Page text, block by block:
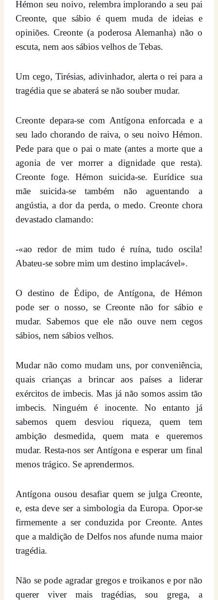
Hémon seu noivo, relembra implorando a seu pai
Creonte, que sábio é quem muda de ideias e
opiniões. Creonte (a poderosa Alemanha) não o
escuta, nem aos sábios velhos de Tebas.
Um cego, Tirésias, adivinhador, alerta o rei para a
tragédia que se abaterá se não souber mudar.
Creonte depara-se com Antígona enforcada e a
seu lado chorando de raiva, o seu noivo Hémon.
Pede para que o pai o mate (antes a morte que a
agonia de ver morrer a dignidade que resta).
Creonte foge. Hémon suicida-se. Eurídice sua
mãe suicida-se também não aguentando a
angústia, a dor da perda, o medo. Creonte chora
devastado clamando:
-«ao redor de mim tudo é ruína, tudo oscila!
Abateu-se sobre mim um destino implacável».
O destino de Édipo, de Antígona, de Hémon
pode ser o nosso, se Creonte não for sábio e
mudar. Sabemos que ele não ouve nem cegos
sábios, nem sábios velhos.
Mudar não como mudam uns, por conveniência,
quais crianças a brincar aos países a liderar
exércitos de imbecis. Mas já não somos assim tão
imbecis. Ninguém é inocente. No entanto já
sabemos quem desviou riqueza, quem tem
ambição desmedida, quem mata e queremos
mudar. Resta-nos ser Antígona e esperar um final
menos trágico. Se aprendermos.
Antígona ousou desafiar quem se julga Creonte,
e, esta deve ser a simbologia da Europa. Opor-se
firmemente a ser conduzida por Creonte. Antes
que a maldição de Delfos nos afunde numa maior
tragédia.
Não se pode agradar gregos e troikanos e por não
querer viver mais tragédias, sou grega, a